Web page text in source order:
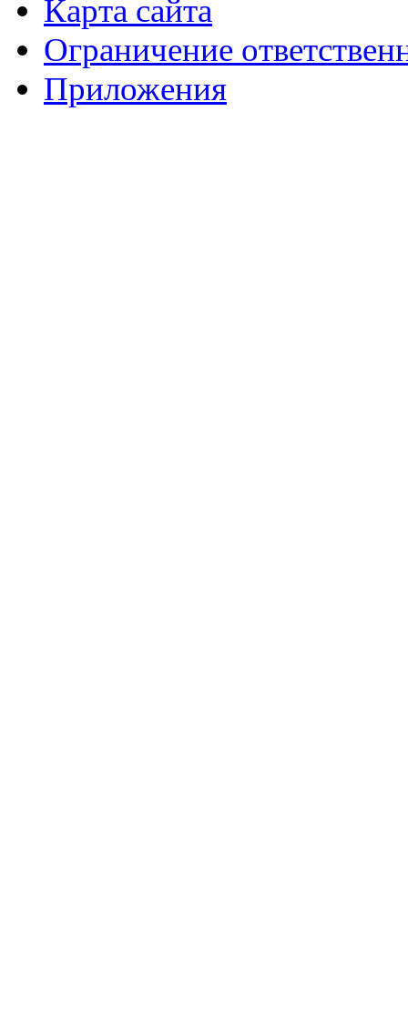
Карта сайта
Ограничение
Приложения